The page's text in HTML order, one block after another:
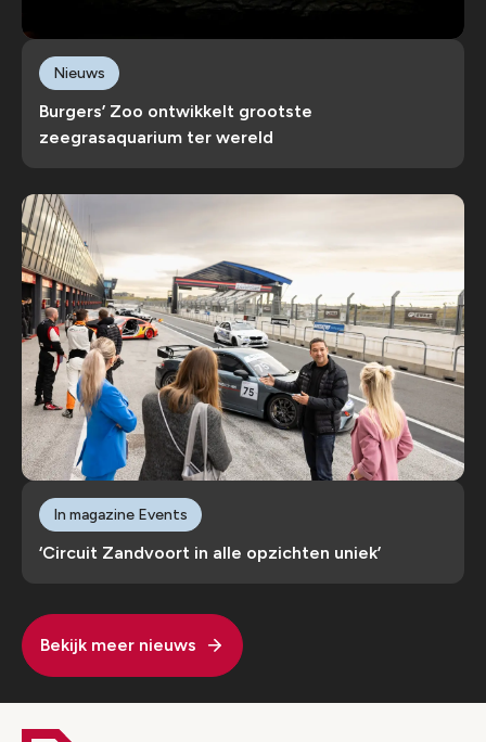
Burgers’ Zoo ontwikkelt grootste
zeegrasaquarium ter wereld
Nieuws
‘Circuit Zandvoort in alle opzichten uniek’
In magazine Events
Bekijk meer nieuws